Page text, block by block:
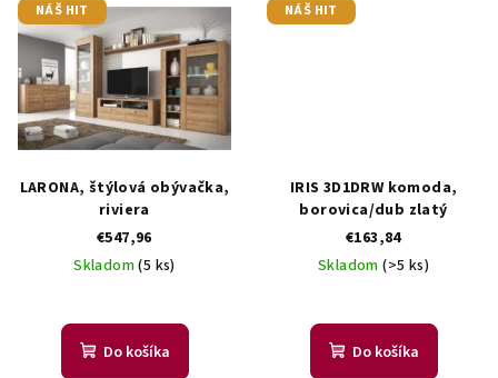
NÁŠ HIT
LARONA, štýlová obývačka,
riviera
€547,96
Skladom(5 ks)
Do košíka
NÁŠ HIT
IRIS 3D1DRW komoda,
borovica/dub zlatý
€163,84
Skladom(>5 ks)
Do košíka